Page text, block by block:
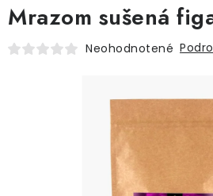
SYPANÉ ČAJE
CASCARA
Mrazom sušená
Neohodnotené